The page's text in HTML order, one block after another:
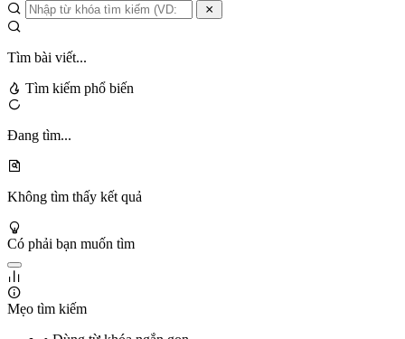
Tìm bài viết...
Tìm kiếm phổ biến
Đang tìm...
Không tìm thấy kết quả
Có phải bạn muốn tìm
Mẹo tìm kiếm